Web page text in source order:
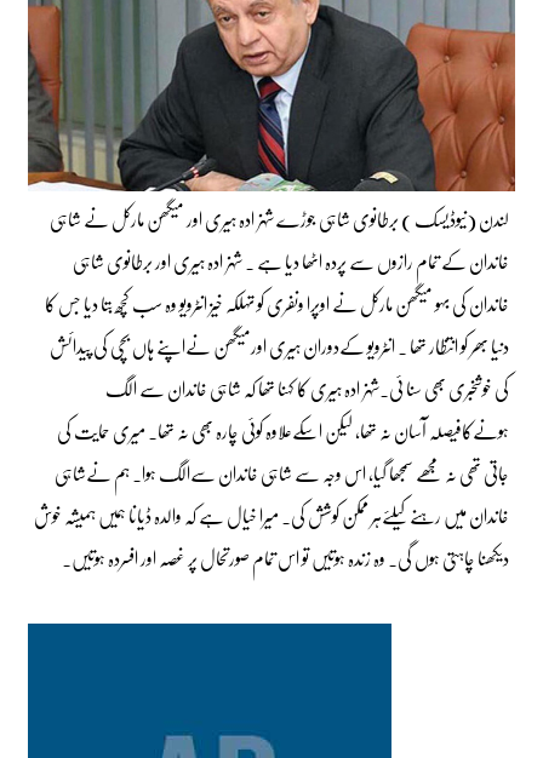
لندن (نیوڈیسک ) برطانوی شاہی جوڑے شہزادہ ہیری اور میگھن مارکل نے شاہی
خاندان کے تمام رازوں سے پردہ اٹھا دیا ہے ۔ شہزادہ ہیری اور برطانوی شاہی
خاندان کی بہو میگھن مارکل نے اوپرا ونفری کو تہلکہ خیز انٹرویو وہ سب کچھ بتا دیا جس کا
دنیا بھر کو انتظار تھا ۔ انٹرویو کےدوران ہیری اورمیگھن نےاپنے ہاں بچی کی پیدائش
کی خوشخبری بھی سنا ئی۔شہزادہ ہیری کا کہنا تھا کہ شاہی خاندان سے الگ
ہونےکافیصلہ آسان نہ تھا، لیکن اسکےعلاوہ کوئی چارہ بھی نہ تھا۔ میری حمایت کی
جاتی تھی نہ مجھے سمجھا گیا، اس وجہ سے شاہی خاندان سےالگ ہوا۔ ہم نےشاہی
خاندان میں رہنے کیلئےہر ممکن کوشش کی۔ میرا خیال ہے کہ والدہ ڈیانا ہمیں ہمیشہ خوش
دیکھنا چاہتی ہوں گی۔ وہ زندہ ہوتیں تو اس تمام صورتحال پر غصہ اور افسردہ ہوتیں۔